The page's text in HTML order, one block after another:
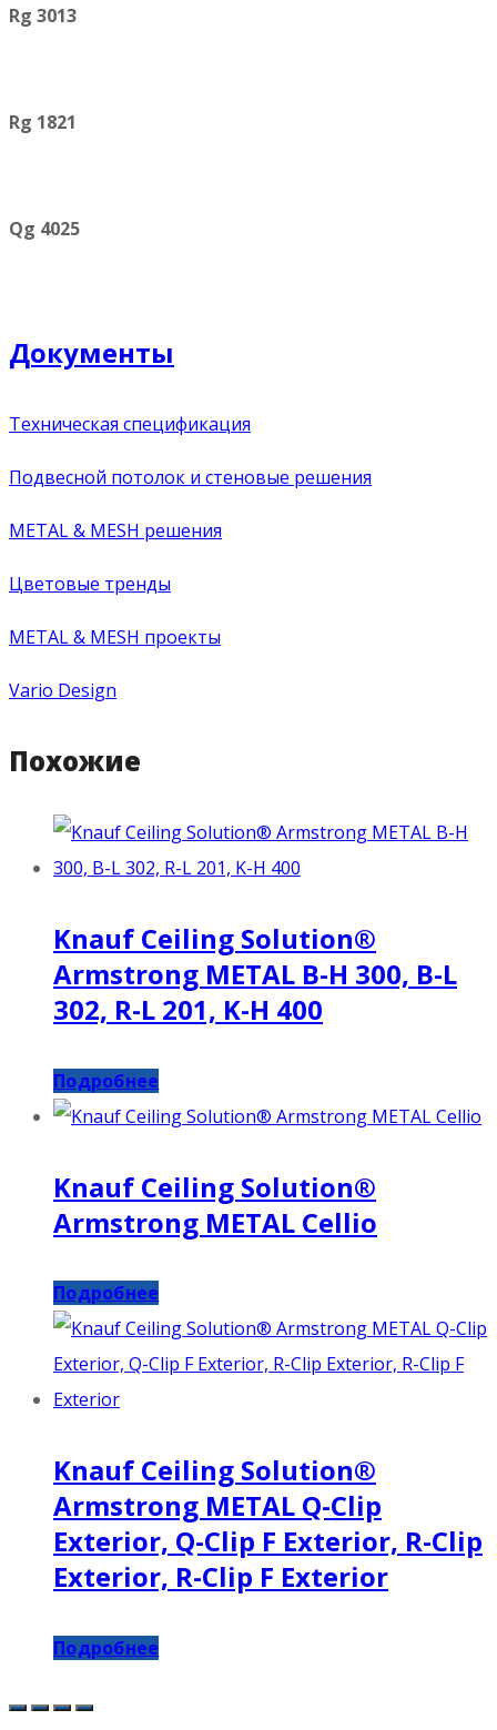
Rg 3013
Rg 1821
Qg 4025
Документы
Техническая спецификация
Подвесной потолок и стеновые решения
METAL & MESH решения
Цветовые тренды
METAL & MESH проекты
Vario Design
Похожие
Knauf Ceiling Solution®
Armstrong METAL B-H 300, B-L
302, R-L 201, K-H 400
Подробнее
Knauf Ceiling Solution®
Armstrong METAL Cellio
Подробнее
Knauf Ceiling Solution®
Armstrong METAL Q-Clip
Exterior, Q-Clip F Exterior, R-Clip
Exterior, R-Clip F Exterior
Подробнее